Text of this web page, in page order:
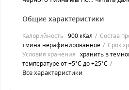
Общие характеристики
Калорийность 900 кКал Состав
тмина нерафинированное
Срок
Условия хранения хранить в
температуре от +5°С до +25°С
Все характеристики